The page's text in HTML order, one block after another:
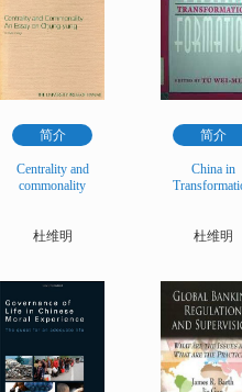
简介
Centrality and
commonality
杜维明
简介
China in
杜维明